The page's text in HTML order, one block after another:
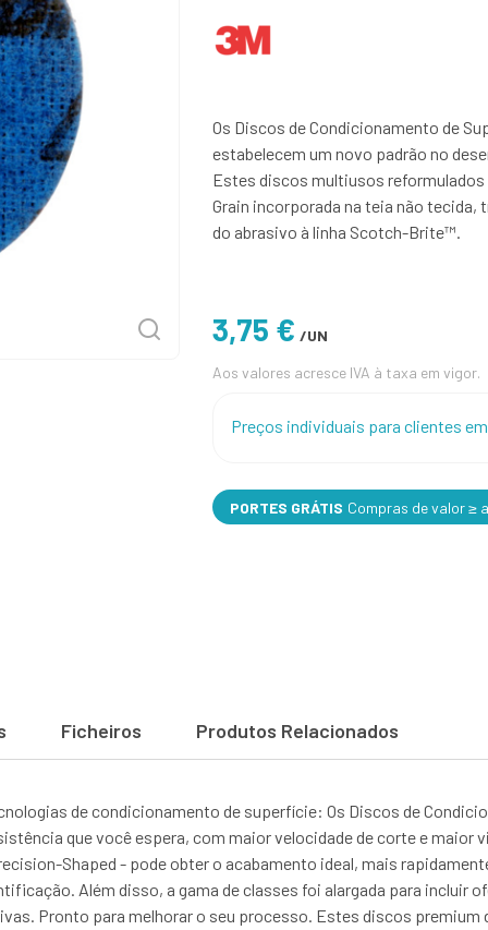
Os Discos de Condicionamento de
estabelecem um novo padrão no
Estes discos multiusos
Grain incorporada na teia não tecida,
do abrasivo à linha Scotch-Brite™.
3,75 € /UN
Aos valores acresce IVA à taxa em vigor.
Preços individuais para clientes
PORTES GRÁTIS Compras de valor ≥
Ficheiros Produtos Relacionados
de condicionamento de superfície: Os Discos de
que você espera, com maior velocidade de corte e maior
Shaped - pode obter o acabamento ideal, mais
Além disso, a gama de classes foi alargada para incluir
Pronto para melhorar o seu processo. Estes discos